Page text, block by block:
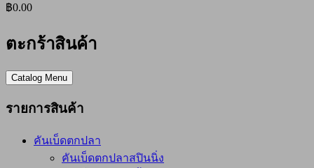
฿0.00
ตะกร้าสินค้า
Catalog Menu
รายการสินค้า
คันเบ็ดตกปลา
คันเบ็ดตกปลาสปินนิ่ง